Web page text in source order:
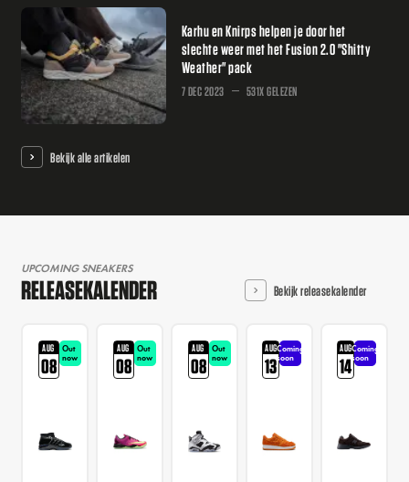
Karhu en Knirps helpen je door het
slechte weer met het Fusion 2.0 "Shitty
Weather" pack
7 DEC 2023 531X GELEZEN
Bekijk alle artikelen
UPCOMING SNEAKERS
RELEASEKALENDER Bekijk releasekalender
AUG
08
Out
now
AUG
08
Out
now
AUG
08
Out
now
AUG
13
Coming
soon
AUG
14
Coming
soon